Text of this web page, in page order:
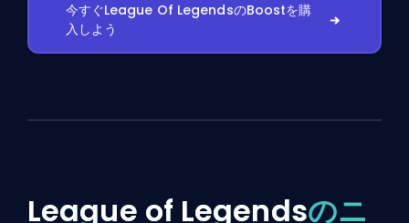
今すぐLeague Of LegendsのBoostを購
入しよう
League of Legendsのニ